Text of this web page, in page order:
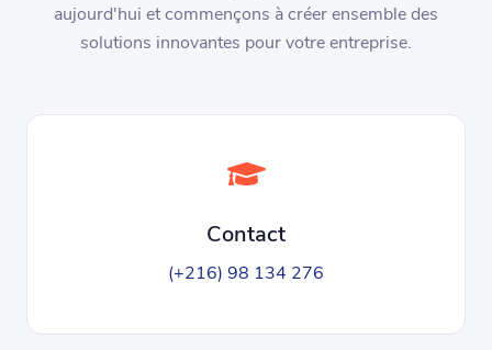
aujourd'hui et commençons à créer ensemble des
solutions innovantes pour votre entreprise.
Contact
(+216) 98 134 276